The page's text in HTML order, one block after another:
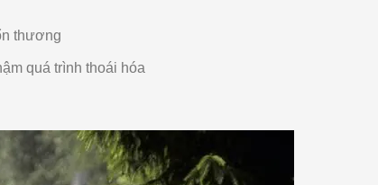
thương
quá trình thoái hóa